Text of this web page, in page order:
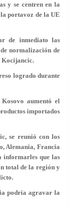
y se centren en la
portavoz de la UE
de inmediato las
normalización de
Kocijancic.
logrado durante
aumentó el
importados
se reunió con los
Alemania, Francia
informarles que las
total de la región y
podría agravar la